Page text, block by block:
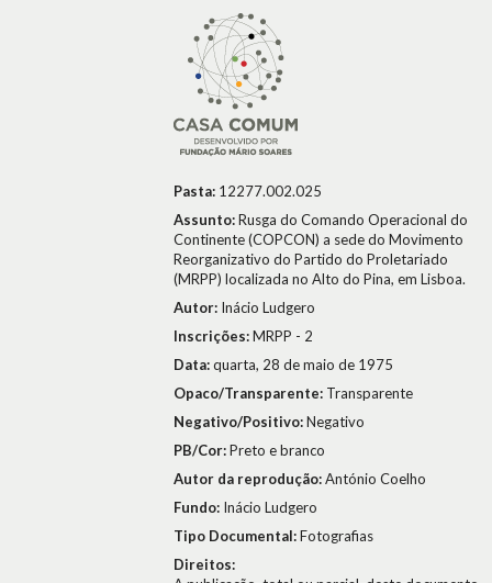
Pasta: 12277.002.025
Assunto:Rusga do Comando Operacional do
Continente (COPCON) a sede do Movimento
Reorganizativo do Partido do Proletariado
(MRPP) localizada no Alto do Pina, em Lisboa.
Autor: Inácio Ludgero
Inscrições:MRPP - 2
Data:quarta, 28 de maio de 1975
Opaco/Transparente: Transparente
Negativo/Positivo:Negativo
PB/Cor:Preto e branco
Autor da reprodução:António Coelho
Fundo: Inácio Ludgero
Tipo Documental:Fotografias
Direitos: